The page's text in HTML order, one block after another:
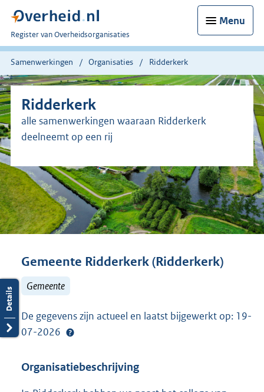
Menu
U
bent
nu
Register van Overheidsorganisaties
Samenwerkingen Organisaties Ridderkerk
Ridderkerk
alle samenwerkingen waaraan Ridderkerk
deelneemt op een rij
Gemeente Ridderkerk (Ridderkerk)
Gemeente
De gegevens zijn actueel en laatst bijgewerkt op: 19-
07-2026
Organisatiebeschrijving